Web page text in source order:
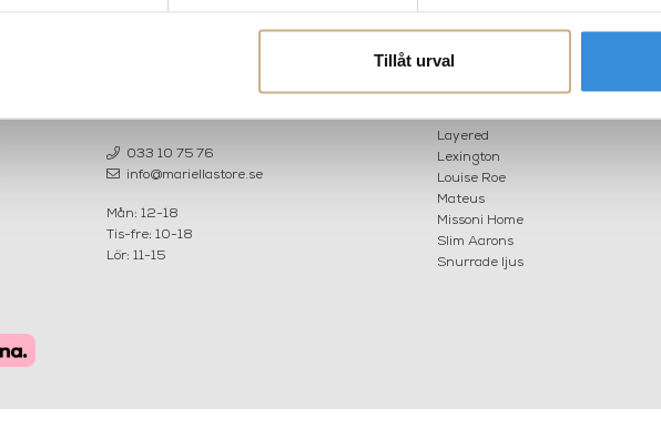
Tillåt urval
033 10 75 76
info@mariellastore.se
Mån: 12-18
Tis-fre: 10-18
Lör: 11-15
Fornasetti
Layered
Lexington
Louise Roe
Mateus
Missoni Home
Slim Aarons
Snurrade ljus